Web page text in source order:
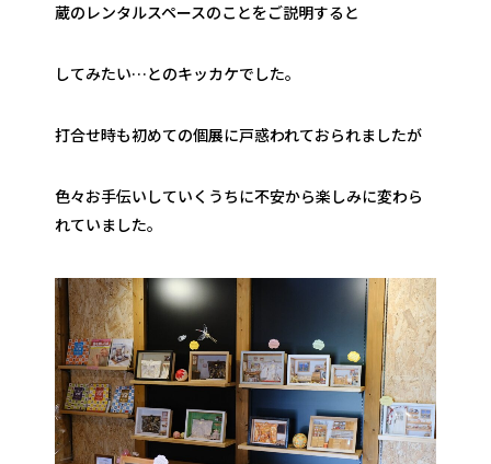
蔵のレンタルスペースのことをご説明すると
してみたい…とのキッカケでした。
打合せ時も初めての個展に戸惑われておられましたが
色々お手伝いしていくうちに不安から楽しみに変わら
れていました。